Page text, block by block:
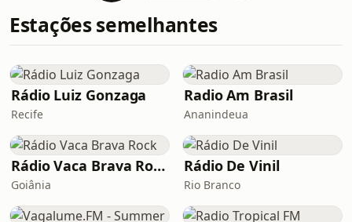
Estações semelhantes
Rádio Luiz Gonzaga
Recife
Radio Am Brasil
Ananindeua
Rádio Vaca Brava Rock
Goiânia
Rádio De Vinil
Rio Branco